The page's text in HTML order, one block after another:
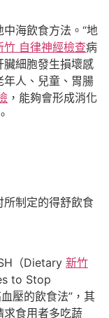
海飲食方法。“地
竹 自律神經檢查病
臟細胞發生損壞感
人、兒童、胃腸
，能夠會形成消化
制定的得舒飲食
（Dietary 新竹
to Stop
壓的飲食法”，其
求食用者多吃蔬